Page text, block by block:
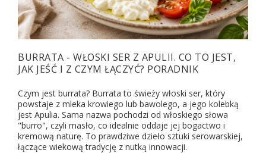
BURRATA - WŁOSKI SER Z APULII. CO TO JEST,
JAK JEŚĆ I Z CZYM ŁĄCZYĆ? PORADNIK
Czym jest burrata? Burrata to świeży włoski ser, który
powstaje z mleka krowiego lub bawolego, a jego kolebką
jest Apulia. Sama nazwa pochodzi od włoskiego słowa
"burro", czyli masło, co idealnie oddaje jej bogactwo i
kremową naturę. To prawdziwe dzieło sztuki serowarskiej,
łączące wiekową tradycję z nutką innowacji.